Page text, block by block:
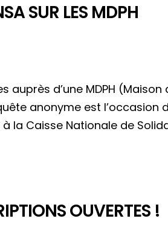
SUR LES MDPH
auprès d’une MDPH
anonyme est l’occasion
la Caisse Nationale de
OUVERTES !